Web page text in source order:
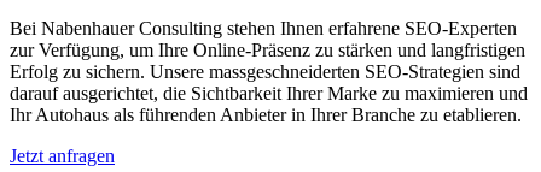
Bei Nabenhauer Consulting stehen Ihnen erfahrene SEO-Experten
zur Verfügung, um Ihre Online-Präsenz zu stärken und langfristigen
Erfolg zu sichern. Unsere massgeschneiderten SEO-Strategien sind
darauf ausgerichtet, die Sichtbarkeit Ihrer Marke zu maximieren und
Ihr Autohaus als führenden Anbieter in Ihrer Branche zu etablieren.
Jetzt anfragen